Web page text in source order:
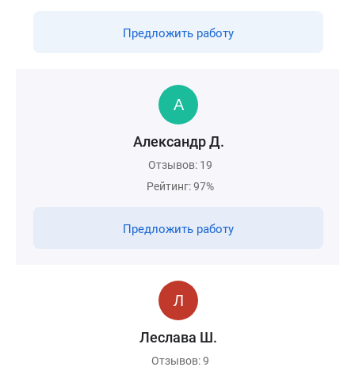
Предложить работу
Александр Д.
Отзывов: 19
Рейтинг: 97%
Предложить работу
Леслава Ш.
Отзывов: 9